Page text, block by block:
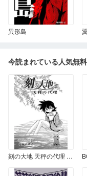
異形島
今読まれている人気無
刻の大地 天秤の代理 第1巻 2話 旅人たちの序章1 十六夜2